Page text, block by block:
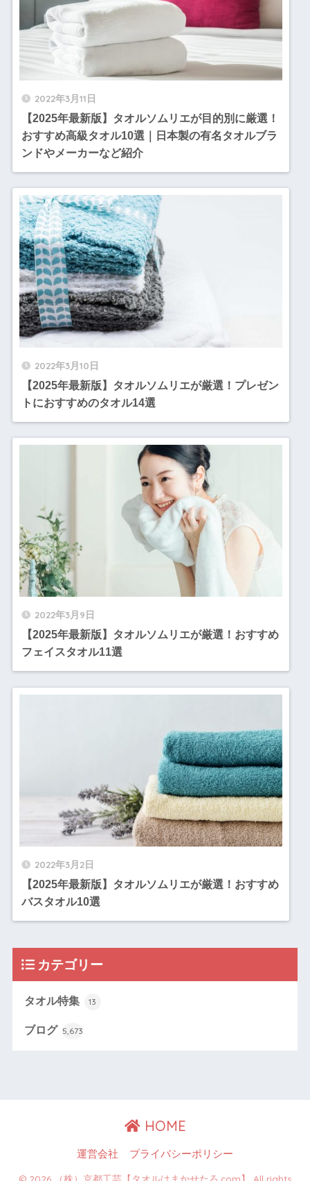
2022年3月11日
【2025年最新版】タオルソムリエが目的別に厳選！
おすすめ高級タオル10選｜日本製の有名タオルブラ
ンドやメーカーなど紹介
2022年3月10日
【2025年最新版】タオルソムリエが厳選！プレゼン
トにおすすめのタオル14選
2022年3月9日
【2025年最新版】タオルソムリエが厳選！おすすめ
フェイスタオル11選
2022年3月2日
【2025年最新版】タオルソムリエが厳選！おすすめ
バスタオル10選
カテゴリー
タオル特集 13
ブログ 5,673
HOME
運営会社 プライバシーポリシー
© 2026 （株）京都工芸【タオルはまかせたろ.com】 All rights